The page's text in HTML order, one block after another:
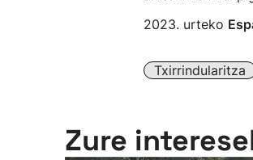
2023. urteko
Txirrindularitza
Zure